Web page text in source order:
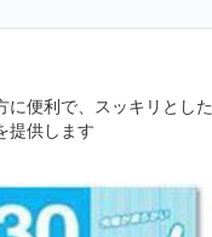
に便利で、スッキリとした
提供します